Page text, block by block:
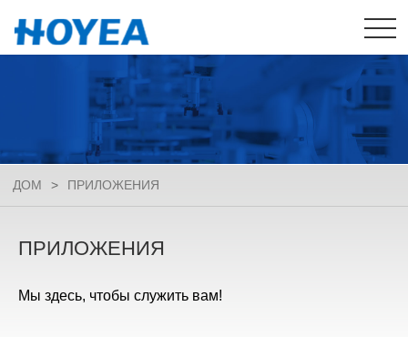
ДОМ > ПРИЛОЖЕНИЯ
ПРИЛОЖЕНИЯ
Мы здесь, чтобы служить вам!